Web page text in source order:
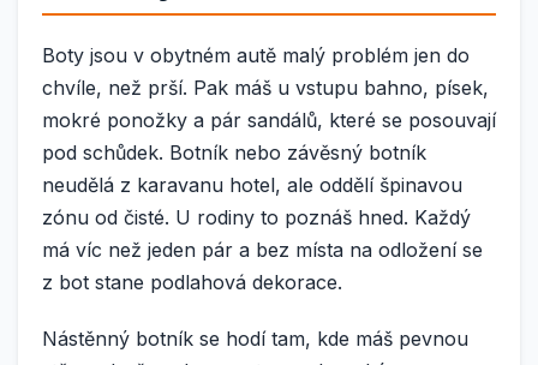
Boty jsou v obytném autě malý problém jen do
chvíle, než prší. Pak máš u vstupu bahno, písek,
mokré ponožky a pár sandálů, které se posouvají
pod schůdek. Botník nebo závěsný botník
neudělá z karavanu hotel, ale oddělí špinavou
zónu od čisté. U rodiny to poznáš hned. Každý
má víc než jeden pár a bez místa na odložení se
z bot stane podlahová dekorace.
Nástěnný botník se hodí tam, kde máš pevnou